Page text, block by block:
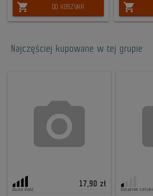
shopping_cart DO KOSZYKA shopping_cart
Najczęściej kupowane w tej grupie
Duża ilość
17,90 zł
Ostatnie sztuki